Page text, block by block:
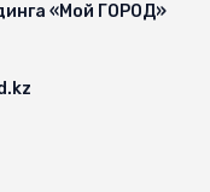
«Мой ГОРОД»